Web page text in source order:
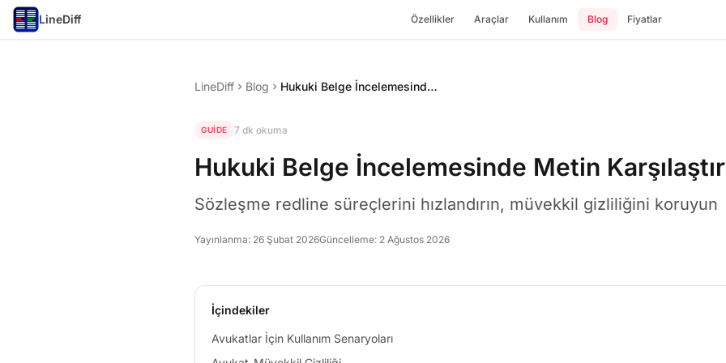
LineDiff Özellikler Araçlar Kullanım Blog Fiyatlar
LineDiff chevron_right Blog chevron_right Hukuki Belge İncelemesinde Metin Karşılaştırma
GUIDE 7 dk okuma
Hukuki Belge İncelemesinde Metin
Sözleşme redline süreçlerini hızlandırın, müvekkil gizliliğini koruyun
Yayınlanma: 26 Şubat 2026Güncelleme: 2 Ağustos 2026
İçindekiler
Avukatlar İçin Kullanım Senaryoları